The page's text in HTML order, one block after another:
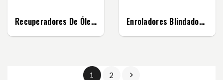
Recuperadores De Óleo Com Aparadeira Enroladores Blindados Para Mangueiras De Alta...
1 2 